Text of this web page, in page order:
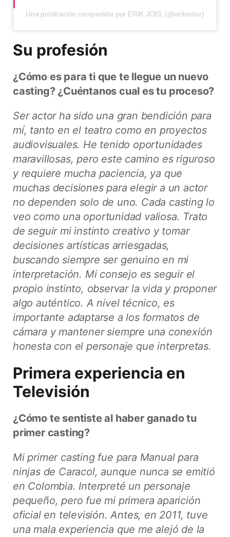
Una publicación compartida por ERIK JOEL (@erikactor)
Su profesión
¿Cómo es para ti que te llegue un nuevo
casting? ¿Cuéntanos cual es tu proceso?
Ser actor ha sido una gran bendición para
mí, tanto en el teatro como en proyectos
audiovisuales. He tenido oportunidades
maravillosas, pero este camino es riguroso
y requiere mucha paciencia, ya que
muchas decisiones para elegir a un actor
no dependen solo de uno. Cada casting lo
veo como una oportunidad valiosa. Trato
de seguir mi instinto creativo y tomar
decisiones artísticas arriesgadas,
buscando siempre ser genuino en mi
interpretación. Mi consejo es seguir el
propio instinto, observar la vida y proponer
algo auténtico. A nivel técnico, es
importante adaptarse a los formatos de
cámara y mantener siempre una conexión
honesta con el personaje que interpretas.
Primera experiencia en
Televisión
¿Cómo te sentiste al haber ganado tu
primer casting?
Mi primer casting fue para Manual para
ninjas de Caracol, aunque nunca se emitió
en Colombia. Interpreté un personaje
pequeño, pero fue mi primera aparición
oficial en televisión. Antes, en 2011, tuve
una mala experiencia que me alejó de la